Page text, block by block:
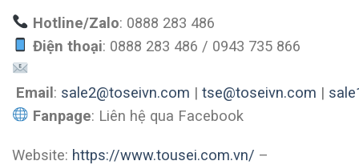
Hotline/Zalo: 0888 283 486
Điện thoại: 0888 283 486 / 0943 735 866
Email: sale2@toseivn.com | tse@toseivn.com |
Fanpage: Liên hệ qua Facebook
Website: https://www.tousei.com.vn/ –